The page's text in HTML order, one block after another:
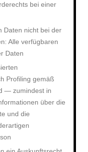
bei einer
Daten nicht bei der
Alle verfügbaren
Daten
Profiling gemäß
— zumindest in
über die
und die